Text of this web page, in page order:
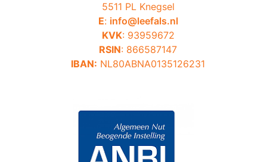
5511 PL Knegsel
E: info@leefals.nl
KVK: 93959672
RSIN: 866587147
IBAN: NL80ABNA0135126231